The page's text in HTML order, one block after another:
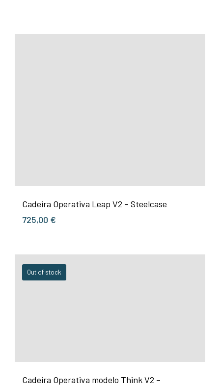
Cadeira Operativa Leap V2 – Steelcase
725,00 €
Out of stock
Cadeira Operativa modelo Think V2 –